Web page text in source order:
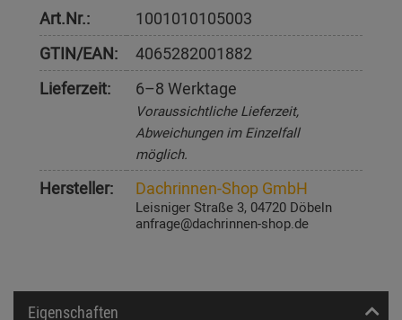
Art.Nr.:
1001010105003
GTIN/EAN:
4065282001882
Lieferzeit:
6–8 Werktage
Voraussichtliche Lieferzeit,
Abweichungen im Einzelfall
möglich.
Hersteller: Dachrinnen-Shop GmbH
Leisniger Straße 3, 04720 Döbeln
anfrage@dachrinnen-shop.de
Eigenschaften